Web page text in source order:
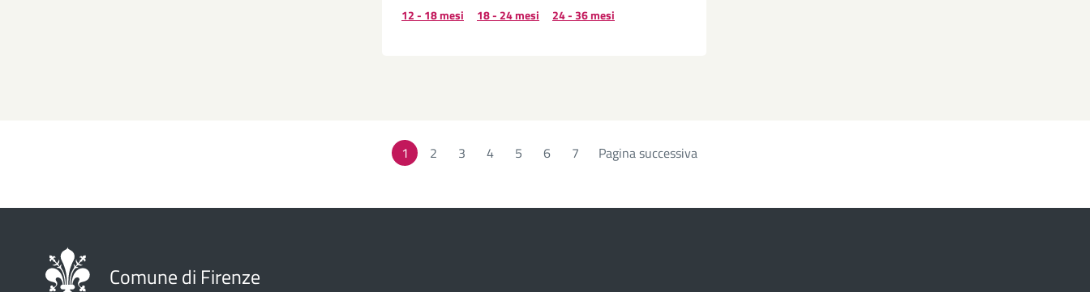
12 - 18 mesi
18 - 24 mesi 24 - 36 mesi
1 Page
2 Page
3 Page
4 Page
5 Page
6 Page
7 Pagina successiva
Comune di Firenze